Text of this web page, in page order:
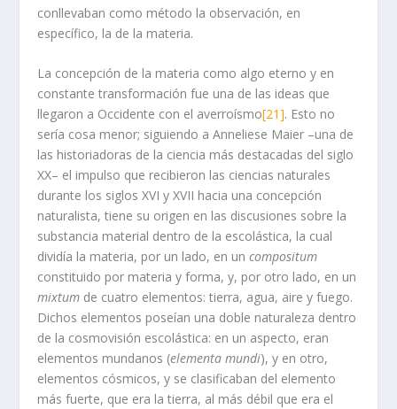
conllevaban como método la observación, en
específico, la de la materia.
La concepción de la materia como algo eterno y en
constante transformación fue una de las ideas que
llegaron a Occidente con el averroísmo[21]. Esto no
sería cosa menor; siguiendo a Anneliese Maier –una de
las historiadoras de la ciencia más destacadas del siglo
XX­­­­– el impulso que recibieron las ciencias naturales
durante los siglos XVI y XVII hacia una concepción
naturalista, tiene su origen en las discusiones sobre la
substancia material dentro de la escolástica, la cual
dividía la materia, por un lado, en uncompositum
constituido por materia y forma, y, por otro lado, en un
mixtum de cuatro elementos: tierra, agua, aire y fuego.
Dichos elementos poseían una doble naturaleza dentro
de la cosmovisión escolástica: en un aspecto, eran
elementos mundanos (elementa mundi), y en otro,
elementos cósmicos, y se clasificaban del elemento
más fuerte, que era la tierra, al más débil que era el